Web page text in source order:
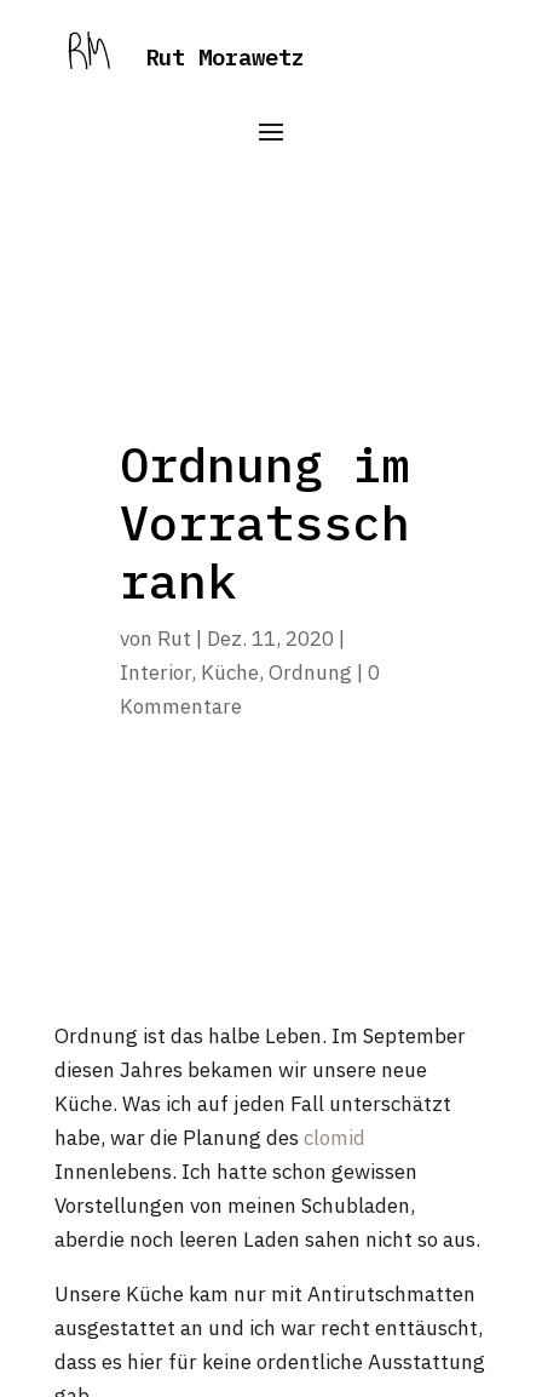
Rut Morawetz
Ordnung im
Vorratssch
rank
von Rut | Dez. 11, 2020 |
Interior, Küche, Ordnung | 0
Kommentare
Ordnung ist das halbe Leben. Im September
diesen Jahres bekamen wir unsere neue
Küche. Was ich auf jeden Fall unterschätzt
habe, war die Planung des clomid
Innenlebens. Ich hatte schon gewissen
Vorstellungen von meinen Schubladen,
aberdie noch leeren Laden sahen nicht so aus.
Unsere Küche kam nur mit Antirutschmatten
ausgestattet an und ich war recht enttäuscht,
dass es hier für keine ordentliche Ausstattung